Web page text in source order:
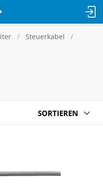
Steuerkabel
SORTIEREN